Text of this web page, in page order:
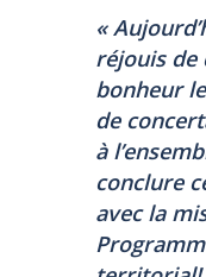
«
réjouis de
bonheur
de
à
conclure
avec la